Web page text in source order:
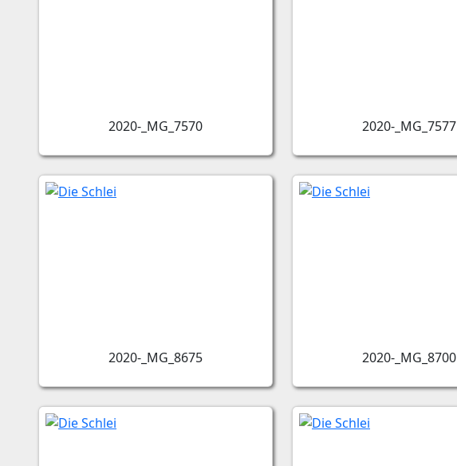
2020-_MG_7570 2020-_MG_7577
2020-_MG_8675 2020-_MG_8700